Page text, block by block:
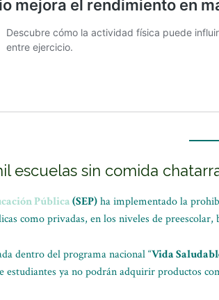
escuelas sin comida
Pública(SEP)ha implementado la
como privadas, en los niveles de
dentro del programa nacional “Vida
estudiantes ya no podrán adquirir productos